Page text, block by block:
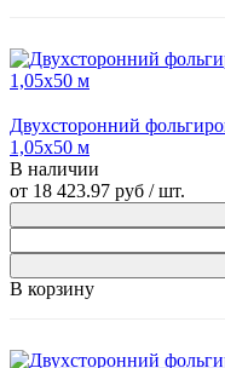
Двухсторонний
1,05x50 м
В наличии
от 18 423.97 руб / шт.
В корзину